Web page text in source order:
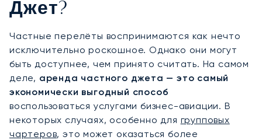
Джет?
Частные перелёты воспринимаются как нечто
исключительно роскошное. Однако они могут
быть доступнее, чем принято считать. На самом
деле, аренда частного джета — это самый
экономически выгодный способ
воспользоваться услугами бизнес-авиации. В
некоторых случаях, особенно для групповых
чартеров, это может оказаться более